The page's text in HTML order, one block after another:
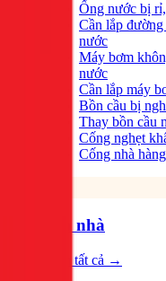
Ống nước bị
Cần lắp
nước
Máy bơm
nước
Cần lắp máy
Bồn cầu bị
Thay bồn cầu
Cống nghẹt
Cống nhà
Sửa nhà
Xem tất cả →